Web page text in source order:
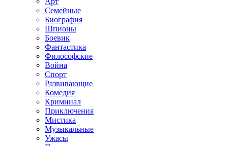
Семейные
Биография
Шпионы
Боевик
Фантастика
Философские
Война
Спорт
Развивающие
Комедия
Криминал
Приключения
Мистика
Музыкальные
Ужасы